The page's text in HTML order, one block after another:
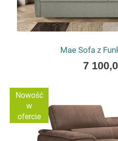
Mae Sofa z
As
7
Nowość
w
ofercie